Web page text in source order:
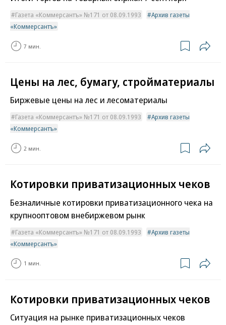
Газета «Коммерсантъ» №171 от 08.09.1993
Архив газеты
«Коммерсантъ»
7 мин.
Цены на лес, бумагу, стройматериалы
Биржевые цены на лес и лесоматериалы
Газета «Коммерсантъ» №171 от 08.09.1993
Архив газеты
«Коммерсантъ»
2 мин.
Котировки приватизационных чеков
Безналичные котировки приватизационного чека на
крупнооптовом внебиржевом рынк
Газета «Коммерсантъ» №171 от 08.09.1993
Архив газеты
«Коммерсантъ»
1 мин.
Котировки приватизационных чеков
Ситуация на рынке приватизационных чеков